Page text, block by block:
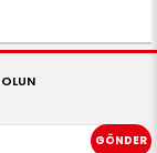
GÖNDER